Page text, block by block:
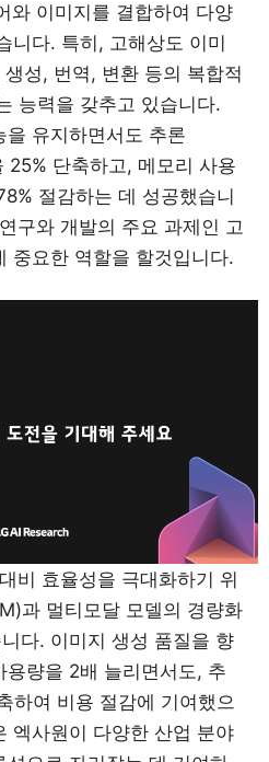
와 이미지를 결합하여 다양
니다. 특히, 고해상도 이미
성, 번역, 변환 등의 복합적
능력을 갖추고 있습니다.
유지하면서도 추론
단축하고, 메모리 사용
절감하는 데 성공했습니
구와 개발의 주요 과제인 고
중요한 역할을 할것입니다.
비 효율성을 극대화하기 위
과 멀티모달 모델의 경량화
다. 이미지 생성 품질을 향
량을 2배 늘리면서도, 추
하여 비용 절감에 기여했으
엑사원이 다양한 산업 분야